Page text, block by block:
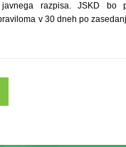
razpisa. JSKD bo
v 30 dneh po